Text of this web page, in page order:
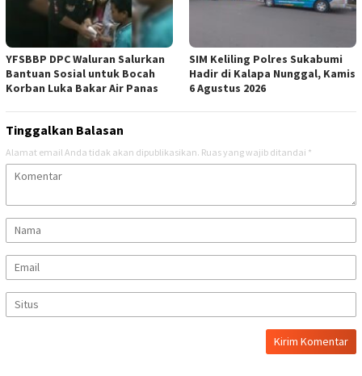
YFSBBP DPC Waluran Salurkan
Bantuan Sosial untuk Bocah
Korban Luka Bakar Air Panas
SIM Keliling Polres Sukabumi
Hadir di Kalapa Nunggal, Kamis
6 Agustus 2026
Tinggalkan Balasan
Alamat email Anda tidak akan dipublikasikan. Ruas yang wajib ditandai *